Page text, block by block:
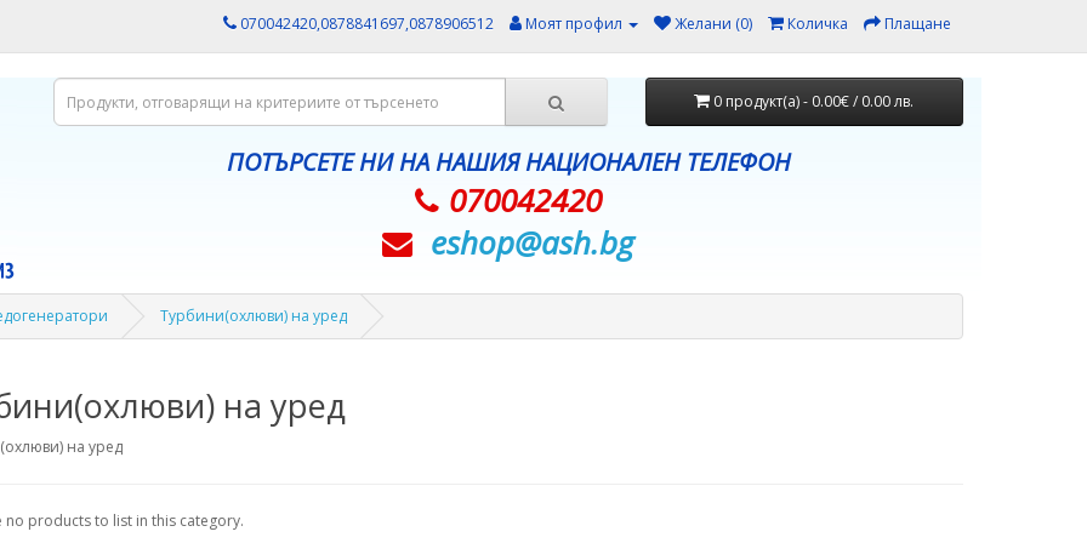
070042420,0878841697,0878906512 Моят профил Желани (0) Количка Плащане
0 продукт(а) - 0.00€ / 0.00 лв.
ПОТЪРСЕТЕ НИ НА НАШИЯ НАЦИОНАЛЕН ТЕЛЕФОН
070042420
eshop@­ash.bg
Турбини(охлюви) на уред
на уред
на уред
no products to list in this category.